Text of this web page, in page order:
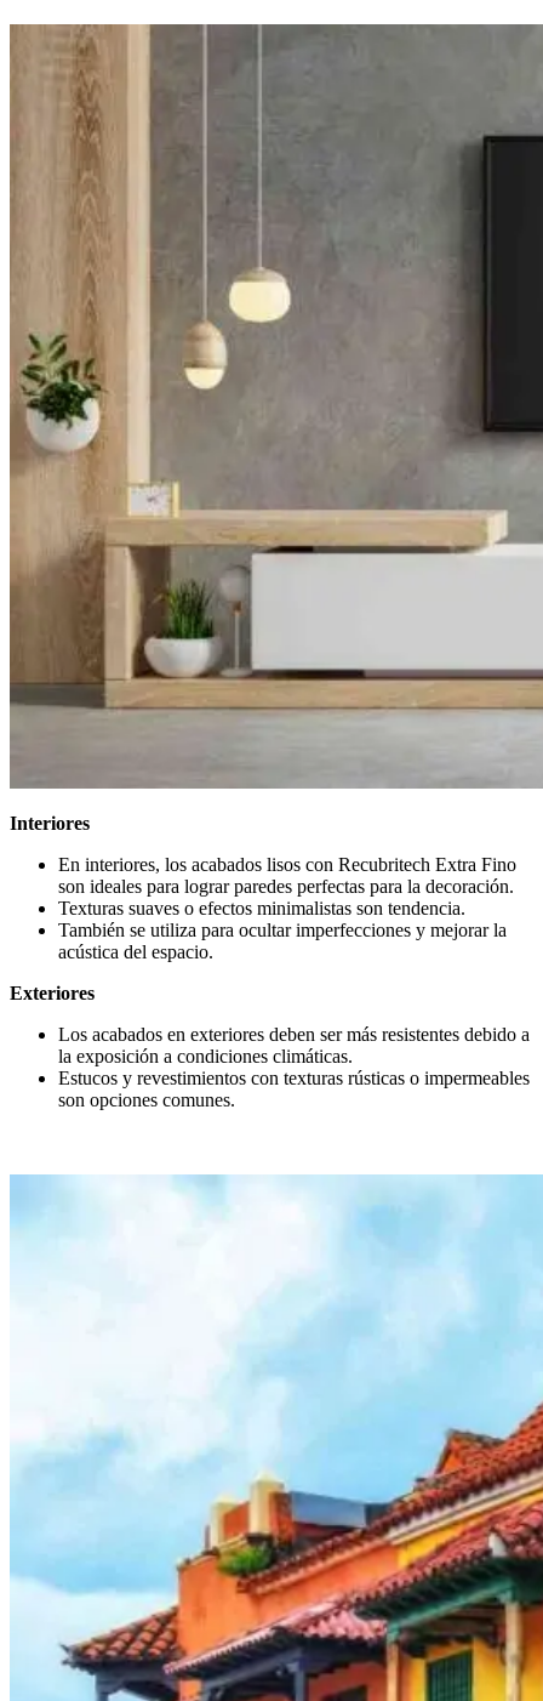
Interiores
En interiores, los acabados lisos con Recubritech Extra Fino
son ideales para lograr paredes perfectas para la decoración.
Texturas suaves o efectos minimalistas son tendencia.
También se utiliza para ocultar imperfecciones y mejorar la
acústica del espacio.
Exteriores
Los acabados en exteriores deben ser más resistentes debido a
la exposición a condiciones climáticas.
Estucos y revestimientos con texturas rústicas o impermeables
son opciones comunes.